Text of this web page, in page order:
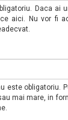
Daca ai
aici. Nu vor fi
este obligatoriu.
mai mare, in